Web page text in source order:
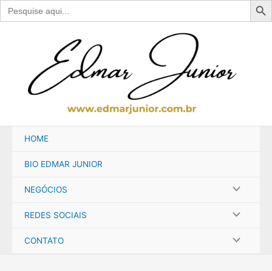
Search
for:
HOME
BIO EDMAR JUNIOR
NEGÓCIOS
REDES SOCIAIS
CONTATO